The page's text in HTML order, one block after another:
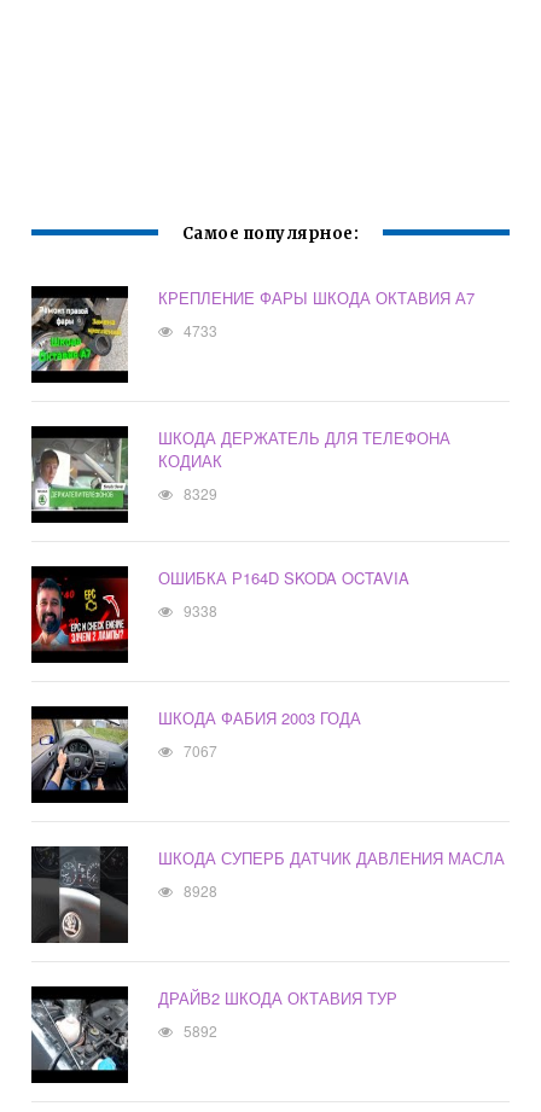
Самое популярное:
КРЕПЛЕНИЕ ФАРЫ ШКОДА ОКТАВИЯ А7
4733
ШКОДА ДЕРЖАТЕЛЬ ДЛЯ ТЕЛЕФОНА
КОДИАК
8329
ОШИБКА Р164D SKODA OCTAVIA
9338
ШКОДА ФАБИЯ 2003 ГОДА
7067
ШКОДА СУПЕРБ ДАТЧИК ДАВЛЕНИЯ МАСЛА
8928
ДРАЙВ2 ШКОДА ОКТАВИЯ ТУР
5892